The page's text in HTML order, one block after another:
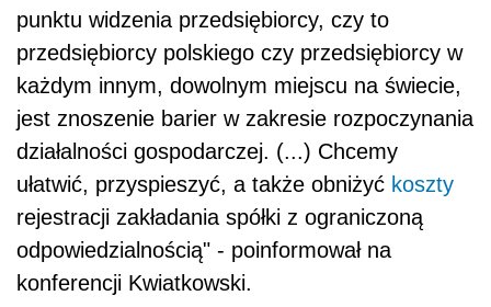
punktu widzenia przedsiębiorcy, czy to
przedsiębiorcy polskiego czy przedsiębiorcy w
każdym innym, dowolnym miejscu na świecie,
jest znoszenie barier w zakresie rozpoczynania
działalności gospodarczej. (...) Chcemy
ułatwić, przyspieszyć, a także obniżyć koszty
rejestracji zakładania spółki z ograniczoną
odpowiedzialnością" - poinformował na
konferencji Kwiatkowski.